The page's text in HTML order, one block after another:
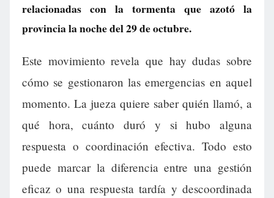
relacionadas con la tormenta que azotó la
provincia la noche del 29 de octubre.
Este movimiento revela que hay dudas sobre
cómo se gestionaron las emergencias en aquel
momento. La jueza quiere saber quién llamó, a
qué hora, cuánto duró y si hubo alguna
respuesta o coordinación efectiva. Todo esto
puede marcar la diferencia entre una gestión
eficaz o una respuesta tardía y descoordinada